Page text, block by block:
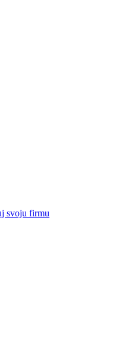
svoju firmu